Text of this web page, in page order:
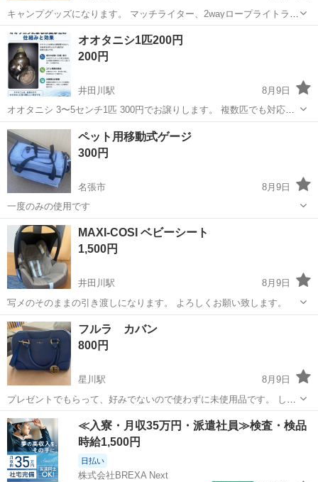
キャンプグッズになります。 マッチライター、2wayロープライトラン
タン、キャンピングランプ、ケースのセットになります。 現地引き取
りに来れる方お願いいたします。
三重 鈴鹿市 中瀬古駅 その他
オオタニシ1匹200円
200円
井田川駅
8月9日
オオタニシ 3〜5センチ1匹 300円でお譲りします。 複数匹でも対応可
能です
三重 鈴鹿市 井田川駅 その他
ペット用移動式ゲージ
300円
名張市
8月9日
一度のみの使用です
三重 名張市
MAXI-COSI ベビーシート
1,500円
井田川駅
8月9日
写メのそのままの引き渡しになります。 よろしくお願い致します。
三重 亀山市
フルラ カバン
800円
星川駅
8月9日
プレゼントでもらって、好みでないので使わずに未使用品です。 しか
し、自宅保管時に湿度や温度の変化で 表面の剥がれ、色落ち等が何箇
所か起きてしまっていました。 そのため格安でお渡しします。 【必ず
お読み下さい】 ※直接お取引...
三重 桑名市 星川駅 その他
≪入寮・月収35万円・派遣社員≫検査・検品
時給1,500円
日払い
株式会社BREXA Next